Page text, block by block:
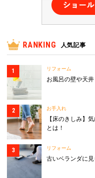
RANKING 人気記事
リフォーム
お風呂の壁や天
お手入れ
【床のきしみ】
とは！
リフォーム
古いベランダに